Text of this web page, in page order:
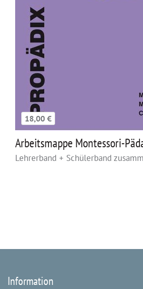
18,00 €
Arbeitsmappe Montessori-
Lehrerband + Schülerband
Information